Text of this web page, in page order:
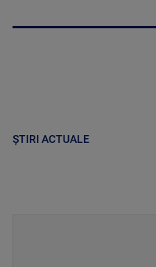
ȘTIRI ACTUALE